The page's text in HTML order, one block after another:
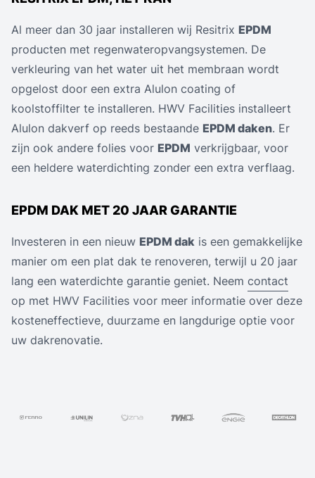
Al meer dan 30 jaar installeren wij Resitrix EPDM
producten met regenwateropvangsystemen. De
verkleuring van het water uit het membraan wordt
opgelost door een extra Alulon coating of
koolstoffilter te installeren. HWV Facilities installeert
Alulon dakverf op reeds bestaande EPDM daken. Er
zijn ook andere folies voor EPDM verkrijgbaar, voor
een heldere waterdichting zonder een extra verflaag.
EPDM DAK MET 20 JAAR GARANTIE
Investeren in een nieuw EPDM dak is een gemakkelijke
manier om een plat dak te renoveren, terwijl u 20 jaar
lang een waterdichte garantie geniet. Neem contact
op met HWV Facilities voor meer informatie over deze
kosteneffectieve, duurzame en langdurige optie voor
uw dakrenovatie.